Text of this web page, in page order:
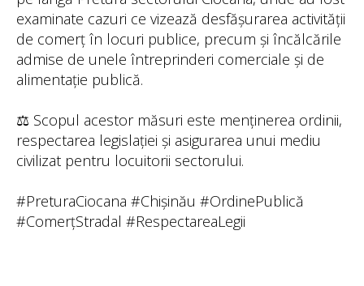
examinate cazuri ce vizează desfășurarea activității
de comerț în locuri publice, precum și încălcările
admise de unele întreprinderi comerciale și de
alimentație publică.
⚖️ Scopul acestor măsuri este menținerea ordinii,
respectarea legislației și asigurarea unui mediu
civilizat pentru locuitorii sectorului.
#PreturaCiocana #Chișinău #OrdinePublică
#ComerțStradal #RespectareaLegii